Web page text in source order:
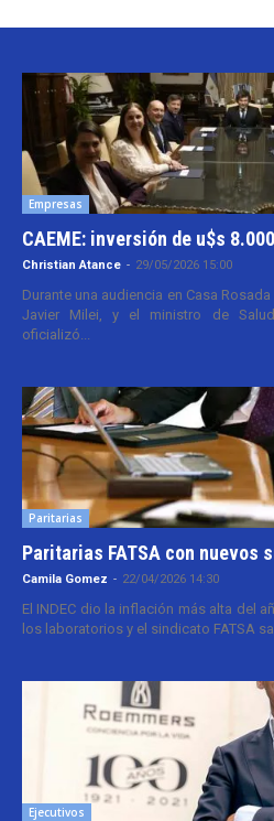
Empresas
CAEME: inversión de u$s
Christian Atance - 29/05/2026 15:00
Durante una audiencia en Casa
Javier Milei, y el ministro de
oficializó...
Paritarias
Paritarias FATSA con nuevos
Camila Gomez - 22/04/2026 14:30
El INDEC dio la inflación más alta del
los laboratorios y el sindicato FATSA
Ejecutivos